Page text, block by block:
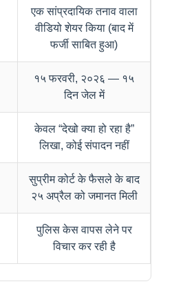
एक सांप्रदायिक तनाव वाला
वीडियो शेयर किया (बाद में
फर्जी साबित हुआ)
१५ फरवरी, २०२६ — १५
दिन जेल में
केवल “देखो क्या हो रहा है”
लिखा, कोई संपादन नहीं
सुप्रीम कोर्ट के फैसले के बाद
२५ अप्रैल को जमानत मिली
पुलिस केस वापस लेने पर
विचार कर रही है